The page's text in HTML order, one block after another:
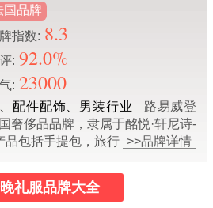
国品牌
指数: 8.3
: 92.0%
: 23000
配件配饰、男装行业
路易威登
奢侈品品牌，隶属于酩悦·轩尼诗-
品包括手提包，旅行 >>品牌详情
礼服品牌大全